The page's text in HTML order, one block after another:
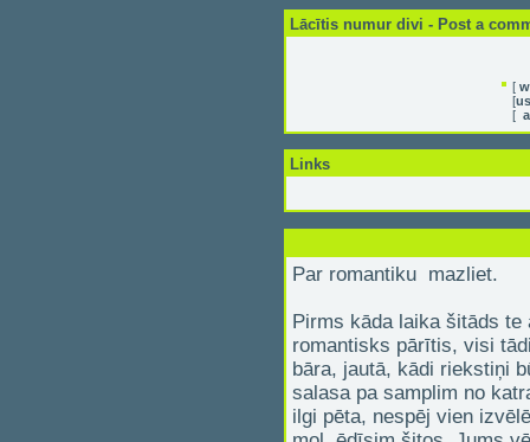
Lācītis numur divi - Post a
[
[
[
Links
Par romantiku mazliet.
Pirms kāda laika šitāds
romantisks pārītis, visi
bāra, jautā, kādi riekstiņi
salasa pa samplim no
ilgi pēta, nespēj vien